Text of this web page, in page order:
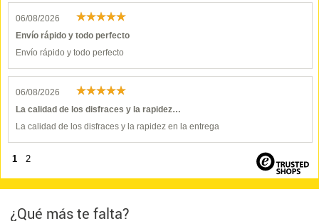
06/08/2026
Envío rápido y todo perfecto
Envío rápido y todo perfecto
06/08/2026
La calidad de los disfraces y la rapidez…
La calidad de los disfraces y la rapidez en la entrega
1 2
¿Qué más te falta?